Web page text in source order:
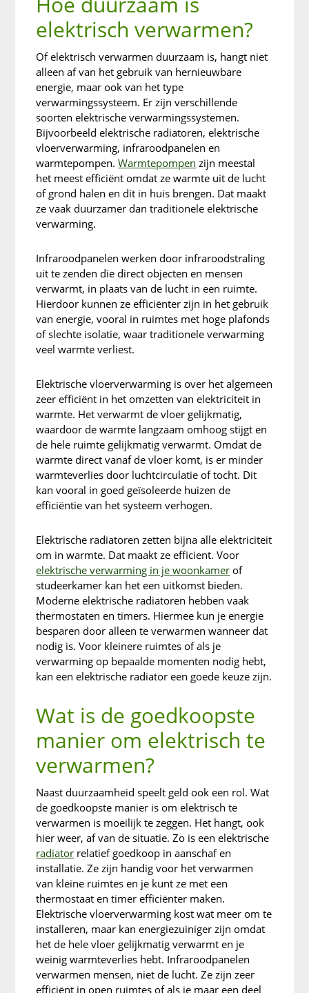
elektrisch verwarmen?
Of elektrisch verwarmen duurzaam is, hangt niet
alleen af van het gebruik van hernieuwbare
energie, maar ook van het type
verwarmingssysteem. Er zijn verschillende
soorten elektrische verwarmingssystemen.
Bijvoorbeeld elektrische radiatoren, elektrische
vloerverwarming, infraroodpanelen en
warmtepompen.Warmtepompen zijn meestal
het meest efficiënt omdat ze warmte uit de lucht
of grond halen en dit in huis brengen. Dat maakt
ze vaak duurzamer dan traditionele elektrische
verwarming.
Infraroodpanelen werken door infraroodstraling
uit te zenden die direct objecten en mensen
verwarmt, in plaats van de lucht in een ruimte.
Hierdoor kunnen ze efficiënter zijn in het gebruik
van energie, vooral in ruimtes met hoge plafonds
of slechte isolatie, waar traditionele verwarming
veel warmte verliest.
Elektrische vloerverwarming is over het algemeen
zeer efficiënt in het omzetten van elektriciteit in
warmte. Het verwarmt de vloer gelijkmatig,
waardoor de warmte langzaam omhoog stijgt en
de hele ruimte gelijkmatig verwarmt. Omdat de
warmte direct vanaf de vloer komt, is er minder
warmteverlies door luchtcirculatie of tocht. Dit
kan vooral in goed geïsoleerde huizen de
efficiëntie van het systeem verhogen.
Elektrische radiatoren zetten bijna alle elektriciteit
om in warmte. Dat maakt ze efficient. Voor
elektrische verwarming in je woonkamer of
studeerkamer kan het een uitkomst bieden.
Moderne elektrische radiatoren hebben vaak
thermostaten en timers. Hiermee kun je energie
besparen door alleen te verwarmen wanneer dat
nodig is. Voor kleinere ruimtes of als je
verwarming op bepaalde momenten nodig hebt,
kan een elektrische radiator een goede keuze zijn.
Wat is de goedkoopste
manier om elektrisch te
verwarmen?
Naast duurzaamheid speelt geld ook een rol. Wat
de goedkoopste manier is om elektrisch te
verwarmen is moeilijk te zeggen. Het hangt, ook
hier weer, af van de situatie. Zo is een elektrische
radiator relatief goedkoop in aanschaf en
installatie. Ze zijn handig voor het verwarmen
van kleine ruimtes en je kunt ze met een
thermostaat en timer efficiënter maken.
Elektrische vloerverwarming kost wat meer om te
installeren, maar kan energiezuiniger zijn omdat
het de hele vloer gelijkmatig verwarmt en je
weinig warmteverlies hebt. Infraroodpanelen
verwarmen mensen, niet de lucht. Ze zijn zeer
efficiënt in open ruimtes of als je maar een deel